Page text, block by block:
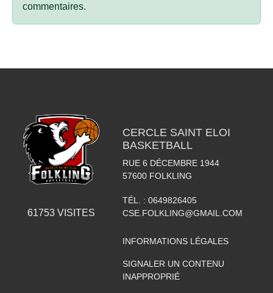
commentaires.
61753VISITES
CERCLE SAINT ELOI
BASKETBALL
RUE 6 DÉCEMBRE 1944
57600 FOLKLING
TÉL. : 0649826405
CSE.FOLKLING@GMAIL.COM
INFORMATIONS LÉGALES
SIGNALER UN CONTENU
INAPPROPRIÉ